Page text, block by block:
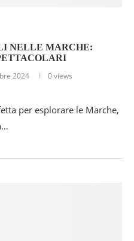
NELLE MARCHE:
2024 0 views
per esplorare le Marche,